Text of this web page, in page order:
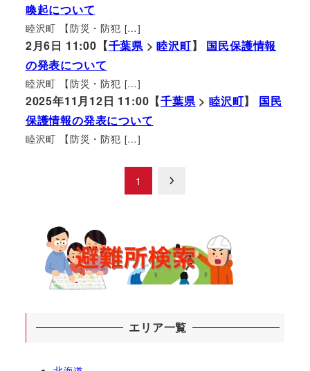
喚起について
睦沢町 【防災・防犯 […]
2月6日 11:00【千葉県 >睦沢町】 国民保護情報
の発表について
睦沢町 【防災・防犯 […]
2025年11月12日 11:00【千葉県>睦沢町】 国民
保護情報の発表について
睦沢町 【防災・防犯 […]
ジ
送
1
エリア一覧